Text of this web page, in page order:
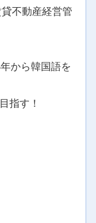
不動産経営管
から韓国語を
指す！